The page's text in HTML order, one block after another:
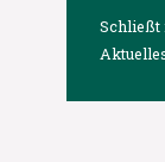
Schließt